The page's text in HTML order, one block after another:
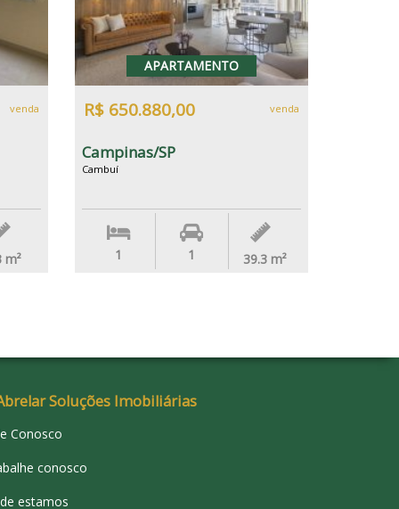
venda
m²
APARTAMENTO
R$ 650.880,00 venda
Campinas/SP
Cambuí
1 1 39.3 m²
Soluções Imobiliárias
Conosco
conosco
estamos